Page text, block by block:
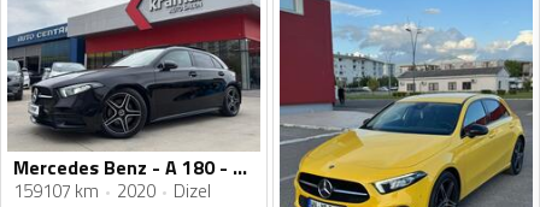
Mercedes Benz - A 180 - D AMG Line -Full LED- -Novi model
159107 km 2020 Dizel